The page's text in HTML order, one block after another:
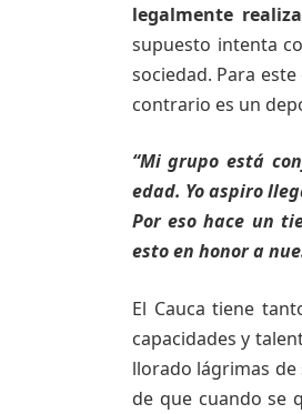
legalmente
supuesto intenta
sociedad. Para
contrario es un
“Mi grupo está
edad. Yo aspiro
Por eso hace un
esto en honor a
El Cauca tiene
capacidades y
llorado lágrimas
de que cuando se